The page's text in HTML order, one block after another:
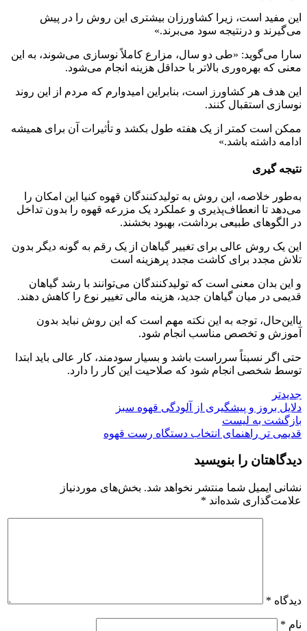
این مفید است، زیرا کشاورزان بیشتری این روش را در پیش
می‌گیرند و درنتیجه سود می‌برند.»
سارا می‌گوید: «طی دو سال، مزارع کاملاً نوسازی می‌شوند، به این
معنی که بهره‌وری بالاتر با حداقل هزینه انجام می‌شود.
این هدف هر کشاورز است، بنابراین امیدوارم که مردم از این روند
نوسازی استقبال کنند.
ممکن است کمتر از یک هفته طول بکشد و تأثیرات آن برای همیشه
ادامه داشته باشد.»
نتیجه گیری
به‌طور خلاصه، این روش به تولیدکنندگان قهوه کنیا این امکان را
می‌دهد تا انعطاف‌پذیری و عملکرد یک مزرعه قهوه را بدون تداخل
در الگوهای طبیعی برداشت، بهبود بخشند.
این یک روش عالی برای تغییر گیاهان از یک رقم به گونه دیگر بدون
تلاش مجدد برای کاشت مجدد پرهزینه است
و این بدان معنی است که تولیدکنندگان می‌توانند با رشد گیاهان
قدیمی در میان گیاهان جدید، هزینه مالی تغییر نوع را کاهش دهند.
بااین‌حال، توجه به این نکته مهم است که این روش نباید بدون
آموزش و تخصص مناسب انجام شود.
حتی اگر نسبتاً سرراست باشد و بسیار سودمند، کار عالی باید ابتدا
توسط شخصی انجام شود که صلاحیت این کار را دارد.
جدیدتر
دلایل بروز و پیشگیری از آلودگی قهوه سبز
بازگشت به لیست
قدیمی تر راهنمای انتخاب دستگاه رست قهوه
دیدگاهتان را بنویسید
نشانی ایمیل شما منتشر نخواهد شد. بخش‌های موردنیاز
علامت‌گذاری شده‌اند *
دیدگاه *
نام *